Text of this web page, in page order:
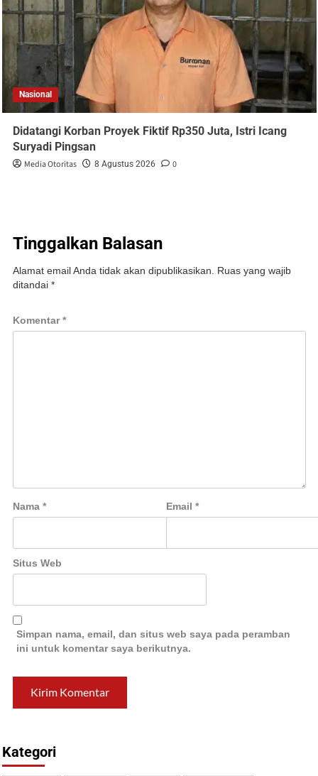
Nasional
Didatangi Korban Proyek Fiktif Rp350 Juta, Istri Icang
Suryadi Pingsan
Media Otoritas 8 Agustus 2026 0
Tinggalkan Balasan
Alamat email Anda tidak akan dipublikasikan.
Ruas yang wajib
ditandai *
Komentar*
Nama * Email *
Situs Web
Simpan nama, email, dan situs web saya pada peramban
ini untuk komentar saya berikutnya.
Kategori